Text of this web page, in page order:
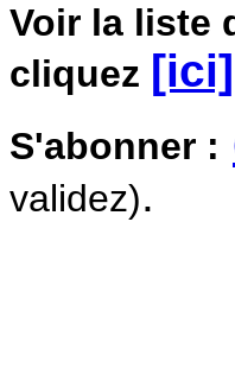
Voir la liste
cliquez [ici]
S'abonner :
validez).